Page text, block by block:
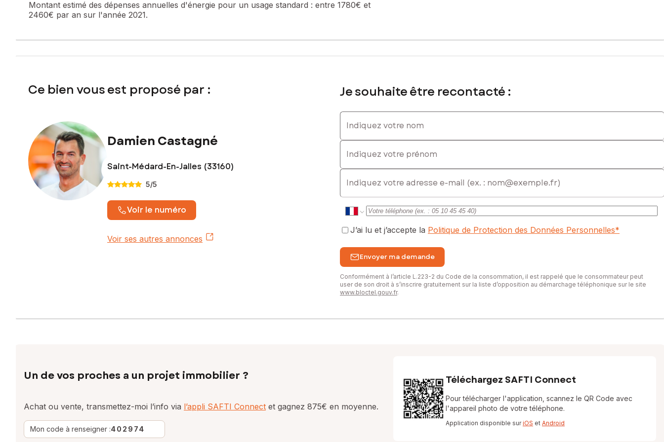
Montant estimé des dépenses annuelles d'énergie pour un usage standard : entre 1780€ et
2460€ par an sur l'année 2021.
Ce bien vous est proposé par :
Damien Castagné
Saint-Médard-En-Jalles (33160)
5/5
Voir le numéro
Voir ses autres annonces
Je souhaite être recontacté :
Indiquez votre nom
Indiquez votre prénom
E-mail
J’ai lu et j’accepte la Politique de Protection des Données Personnelles*
Envoyer ma demande
Conformément à l’article L.223-2 du Code de la consommation, il est rappelé que le consommateur peut
user de son droit à s’inscrire gratuitement sur la liste d’opposition au démarchage téléphonique sur le site
www.bloctel.gouv.fr.
Un de vos proches a un projet immobilier ?
Achat ou vente, transmettez-moi l’info via l’appli SAFTI Connect et gagnez 875€ en moyenne.
Mon code à renseigner :402974
Téléchargez SAFTI Connect
Pour télécharger l'application, scannez le QR Code avec
l'appareil photo de votre téléphone.
Application disponible suriOS et Android